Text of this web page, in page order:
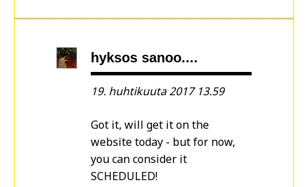
hyksos sanoo....
19. huhtikuuta 2017 13.59
Got it, will get it on the
website today - but for now,
you can consider it
SCHEDULED!